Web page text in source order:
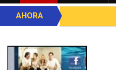
AHORA